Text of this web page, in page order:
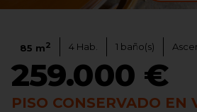
85 m2 4 Hab. 1 baño(s)
259.000 €
PISO CONSERVADO EN